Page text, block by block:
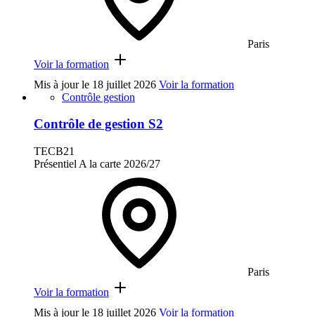
Paris
Voir la formation
Mis à jour le 18 juillet 2026 Voir la formation
Contrôle gestion
Contrôle de gestion S2
TECB21
Présentiel A la carte 2026/27
Paris
Voir la formation
Mis à jour le 18 juillet 2026 Voir la formation